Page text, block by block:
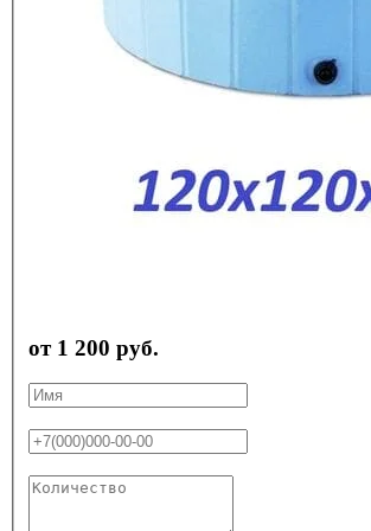
от 1 200 руб.